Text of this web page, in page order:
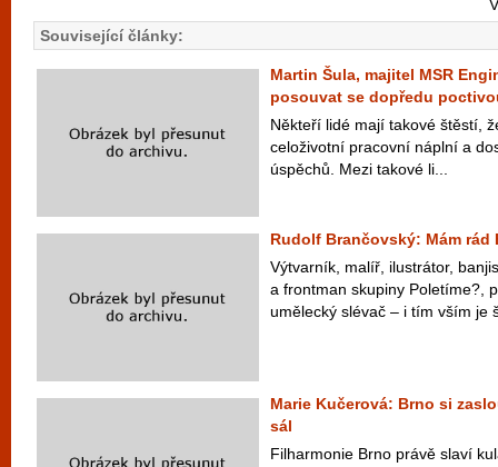
Související články:
Martin Šula, majitel MSR
posouvat se dopředu
Někteří lidé mají takové štěstí,
celoživotní pracovní náplní a
úspěchů. Mezi takové li...
Rudolf Brančovský: Mám rád
Výtvarník, malíř, ilustrátor,
a frontman skupiny Poletíme?,
umělecký slévač – i tím vším je
Marie Kučerová: Brno si
sál
Filharmonie Brno právě slaví